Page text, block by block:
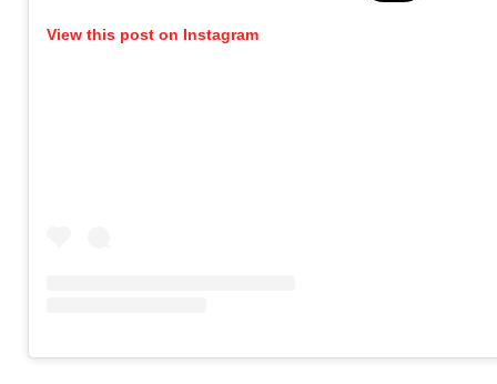
View this post on Instagram